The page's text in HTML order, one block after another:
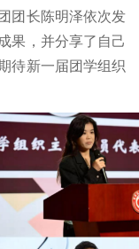
团长陈明泽依次发
果，并分享了自己
待新一届团学组织